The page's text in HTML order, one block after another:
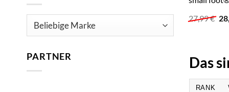
PARTNER
27,99€
Das
RANK